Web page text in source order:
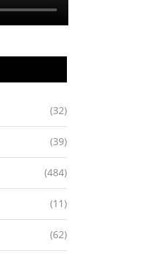
(32)
(39)
(484)
(11)
(62)